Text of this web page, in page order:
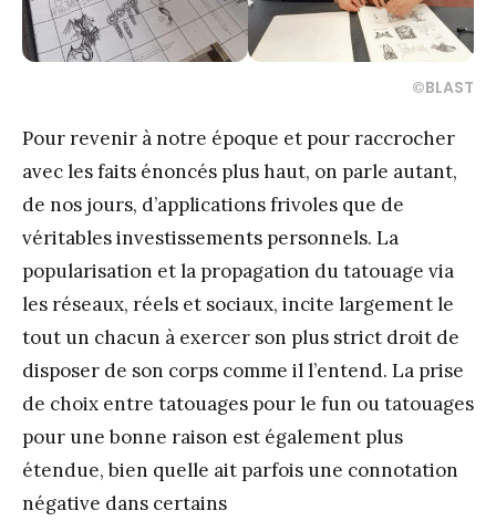
©BLAST
Pour revenir à notre époque et pour raccrocher
avec les faits énoncés plus haut, on parle autant,
de nos jours, d’applications frivoles que de
véritables investissements personnels. La
popularisation et la propagation du tatouage via
les réseaux, réels et sociaux, incite largement le
tout un chacun à exercer son plus strict droit de
disposer de son corps comme il l’entend. La prise
de choix entre tatouages pour le fun ou tatouages
pour une bonne raison est également plus
étendue, bien quelle ait parfois une connotation
négative dans certains